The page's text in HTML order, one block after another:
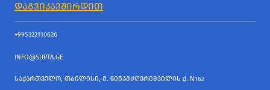
ᲓᲐᲒᲕᲘᲙᲐᲕᲨᲘᲠᲓᲘᲗ
+995322110626
INFO@SUPTA.GE
ᲡᲐᲥᲐᲠᲗᲕᲔᲚᲝ, ᲗᲑᲘᲚᲘᲡᲘ, Მ. ᲬᲘᲜᲐᲛᲫᲦᲕᲠᲘᲨᲕᲘᲚᲘᲡ Ქ. N162